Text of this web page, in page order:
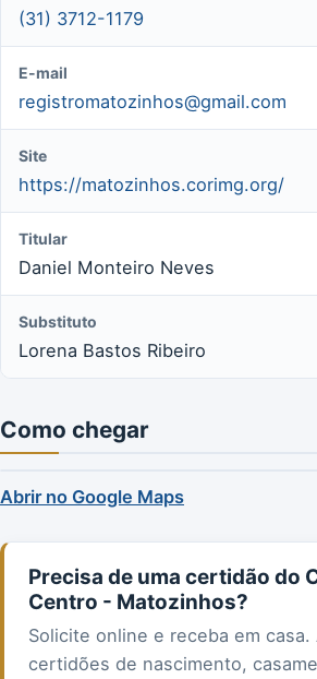
(31) 3712-1179
E-mail
registromatozinhos@gmail.com
Site
https://matozinhos.corimg.org/
Titular
Daniel Monteiro Neves
Substituto
Lorena Bastos Ribeiro
Como chegar
Abrir no Google Maps
Precisa de uma certidão do
Centro - Matozinhos?
Solicite online e receba em casa.
certidões de nascimento,